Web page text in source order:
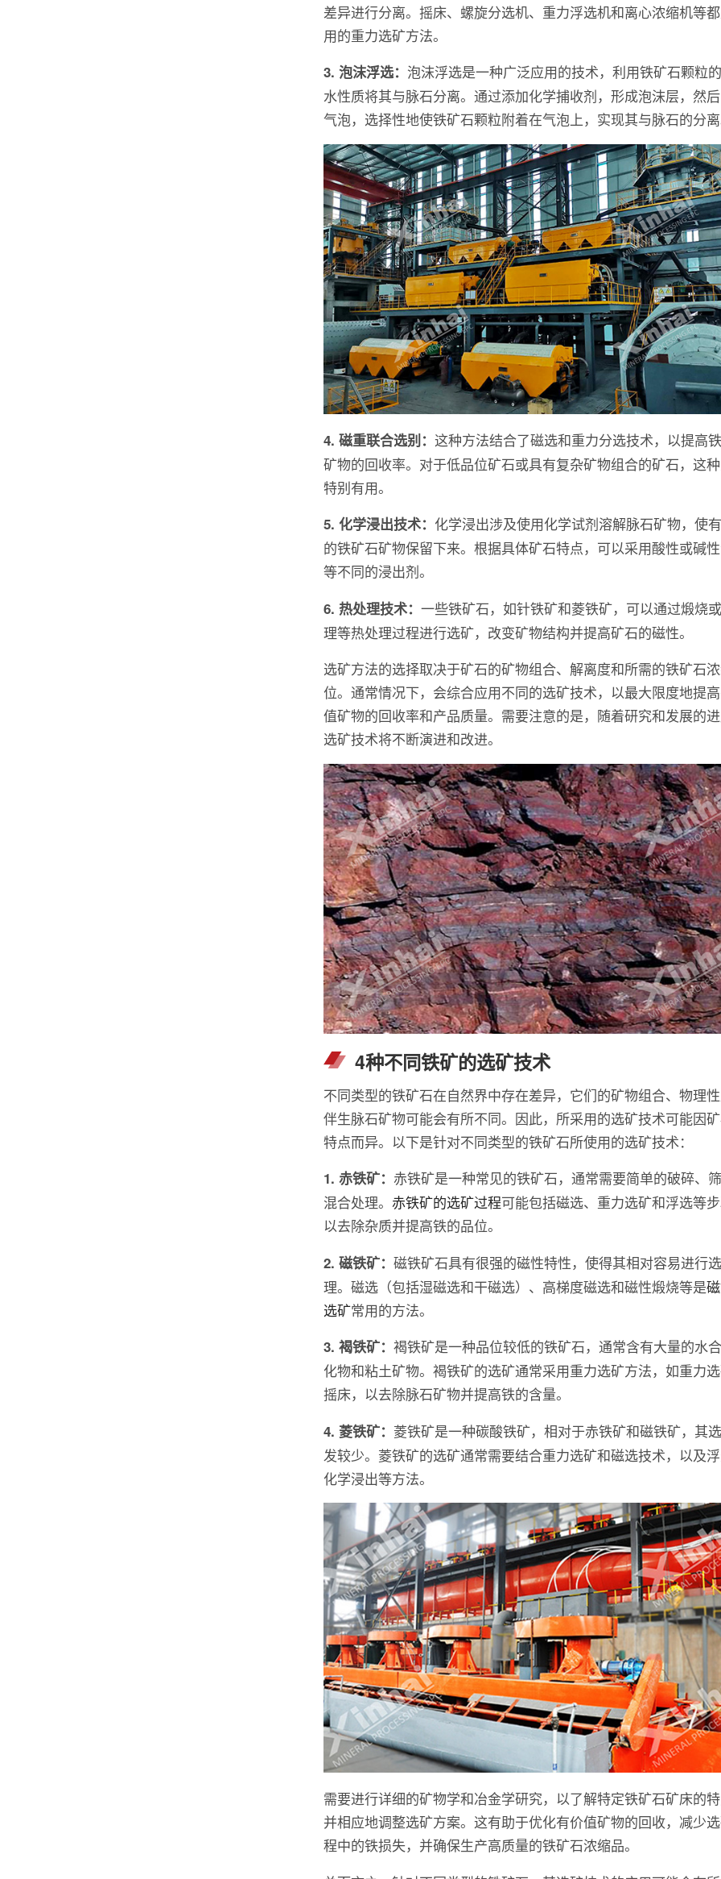
差异进行分离。摇床、螺旋分选机、重力浮选机和离心浓缩机等
用的重力选矿方法。
3. 泡沫浮选： 泡沫浮选是一种广泛应用的技术，利用铁矿石颗粒
水性质将其与脉石分离。通过添加化学捕收剂，形成泡沫层，然
气泡，选择性地使铁矿石颗粒附着在气泡上，实现其与脉石的分
4. 磁重联合选别： 这种方法结合了磁选和重力分选技术，以提高
矿物的回收率。对于低品位矿石或具有复杂矿物组合的矿石，这
特别有用。
5. 化学浸出技术： 化学浸出涉及使用化学试剂溶解脉石矿物，使
的铁矿石矿物保留下来。根据具体矿石特点，可以采用酸性或碱
等不同的浸出剂。
6. 热处理技术： 一些铁矿石，如针铁矿和菱铁矿，可以通过煅烧
理等热处理过程进行选矿，改变矿物结构并提高矿石的磁性。
选矿方法的选择取决于矿石的矿物组合、解离度和所需的铁矿石
位。通常情况下，会综合应用不同的选矿技术，以最大限度地提
值矿物的回收率和产品质量。需要注意的是，随着研究和发展的
选矿技术将不断演进和改进。
4种不同铁矿的选矿技术
不同类型的铁矿石在自然界中存在差异，它们的矿物组合、物理
伴生脉石矿物可能会有所不同。因此，所采用的选矿技术可能因
特点而异。以下是针对不同类型的铁矿石所使用的选矿技术：
1. 赤铁矿： 赤铁矿是一种常见的铁矿石，通常需要简单的破碎、
混合处理。 赤铁矿的选矿过程可能包括磁选、重力选矿和浮选等
以去除杂质并提高铁的品位。
2. 磁铁矿： 磁铁矿石具有很强的磁性特性，使得其相对容易进行
理。磁选（包括湿磁选和干磁选）、高梯度磁选和磁性煅烧等是
选矿常用的方法。
3. 褐铁矿： 褐铁矿是一种品位较低的铁矿石，通常含有大量的水
化物和粘土矿物。褐铁矿的选矿通常采用重力选矿方法，如重力
摇床，以去除脉石矿物并提高铁的含量。
4. 菱铁矿： 菱铁矿是一种碳酸铁矿，相对于赤铁矿和磁铁矿，其
发较少。菱铁矿的选矿通常需要结合重力选矿和磁选技术，以及
化学浸出等方法。
需要进行详细的矿物学和冶金学研究，以了解特定铁矿石矿床的
并相应地调整选矿方案。这有助于优化有价值矿物的回收，减少
程中的铁损失，并确保生产高质量的铁矿石浓缩品。